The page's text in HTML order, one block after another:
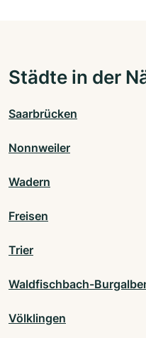
Städte in der
Saarbrücken
Nonnweiler
Wadern
Freisen
Trier
Waldfischbach-
Völklingen